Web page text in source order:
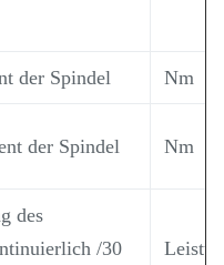
der Spindel Nm
der Spindel Nm
des
/30